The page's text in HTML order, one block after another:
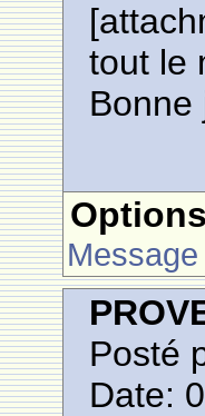
tout le
Bonne
Message
Posté
Date: